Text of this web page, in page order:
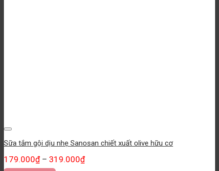
Sữa tắm gội dịu nhẹ Sanosan chiết xuất olive hữu cơ
179.000₫ – 319.000₫